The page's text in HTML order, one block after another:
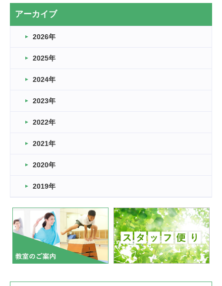
2026.03.20
なぎなた
2026.03.16
車いすバスケとRくんのお話
卒業・卒園の季節★
2026.03.11
緑ケ丘体育館
2022.11.03
緑ケ丘体育館
いたっぼーる大会☆彡
緑ケ丘体育館
2022.07.03
市内総合体育大会が開始
緑ケ丘体育館 猪名川運動広場
古池運動広場
アーカイブ
2026年
2025年
2024年
2023年
2022年
2021年
2020年
2019年